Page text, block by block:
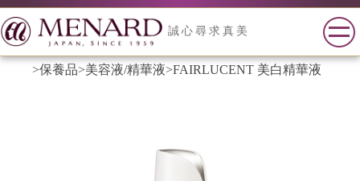
誠心尋求真美
>保養品>美容液/精華液>FAIRLUCENT 美白精華液